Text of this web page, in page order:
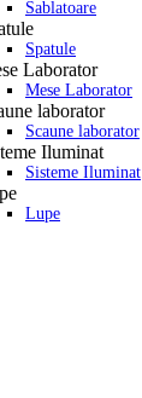
Sablatoare
Spatule
Laborator
Mese Laborator
laborator
Scaune laborator
Iluminat
Sisteme Iluminat
Lupe